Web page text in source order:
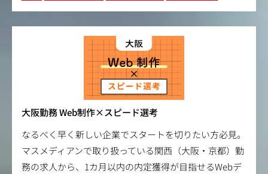
大阪勤務 Web制作×スピード選考
なるべく早く新しい企業でスタートを切りたい方必見。
マスメディアンで取り扱っている関西（大阪・京都）勤
務の求人から、1カ月以内の内定獲得が目指せるWebデ